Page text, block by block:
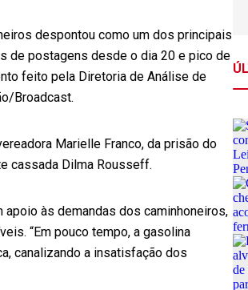
despontou como um dos principais
de postagens desde o dia 20 e pico de
feito pela Diretoria de Análise de
Broadcast.
Marielle Franco, da prisão do
cassada Dilma Rousseff.
apoio às demandas dos caminhoneiros,
“Em pouco tempo, a gasolina
canalizando a insatisfação dos